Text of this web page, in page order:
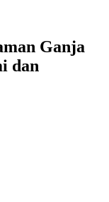
Ganja
dan